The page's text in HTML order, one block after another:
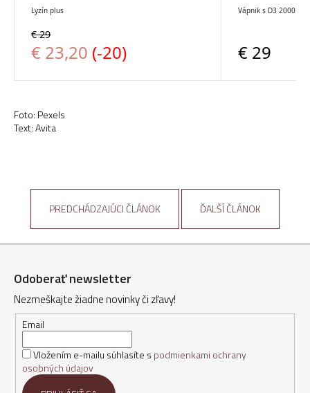
Foto: Pexels
Text: Avita
PREDCHÁDZAJÚCI ČLÁNOK ĎALŠÍ ČLÁNOK
Z
Odoberať newsletter
Nezmeškajte žiadne novinky či zľavy!
Email
Vložením e-mailu súhlasíte s podmienkami ochrany
osobných údajov